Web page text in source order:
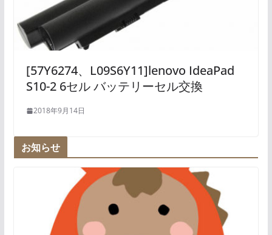
[57Y6274、L09S6Y11]lenovo IdeaPad
S10-2 6セル バッテリーセル交換
2018年9月14日
お知らせ